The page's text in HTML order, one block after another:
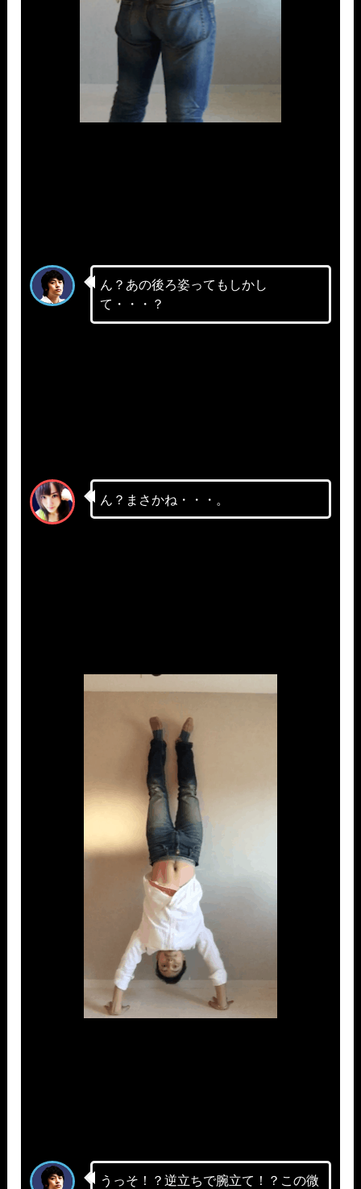
ん？あの後ろ姿ってもしかし
て・・・？
ん？まさかね・・・。
うっそ！？逆立ちで腕立て！？この微